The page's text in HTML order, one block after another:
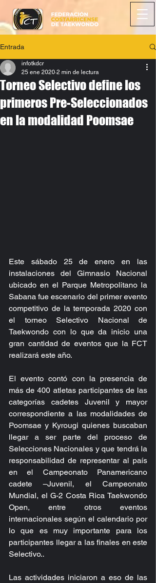
Entrada
Torneo Selectivo define los
primeros Pre-Seleccionados
en la modalidad Poomsae
infotkdcr
25 ene 2020 2 min de lectura
Este sábado 25 de enero en las
instalaciones del Gimnasio Nacional
ubicado en el Parque Metropolitano la
Sabana fue escenario del primer evento
competitivo de la temporada 2020 con
el torneo Selectivo Nacional de
Taekwondo con lo que da inicio una
gran cantidad de eventos que la FCT
realizará este año.
El evento contó con la presencia de
más de 400 atletas participantes de las
categorías cadetes Juvenil y mayor
correspondiente a las modalidades de
Poomsae y Kyrougi quienes buscaban
llegar a ser parte del proceso de
Selecciones Nacionales y que tendrá la
responsabilidad de representar al país
en el Campeonato Panamericano
cadete –Juvenil, el Campeonato
Mundial, el G-2 Costa Rica Taekwondo
Open, entre otros eventos
internacionales según el calendario por
lo que es muy importante para los
participantes llegar a las finales en este
Selectivo..
Las actividades iniciaron a eso de las